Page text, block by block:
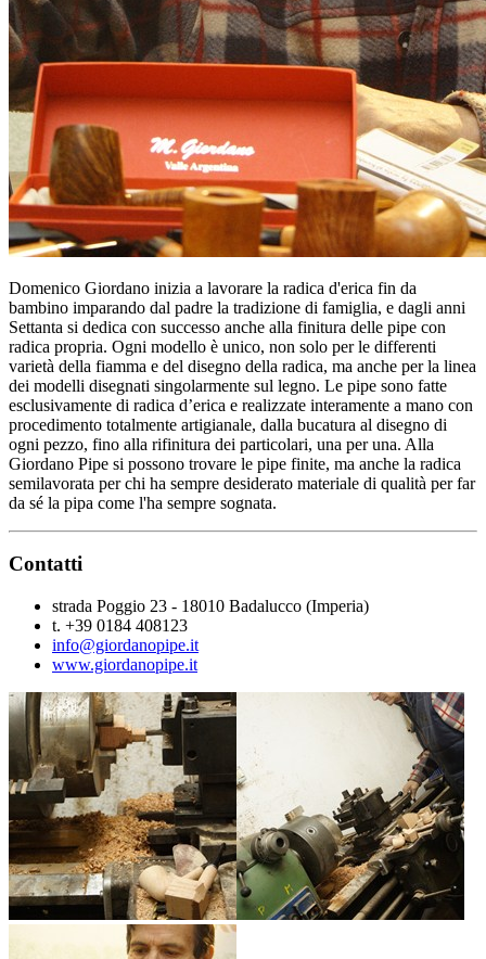
Domenico Giordano inizia a lavorare la radica d'erica fin da
bambino imparando dal padre la tradizione di famiglia, e dagli anni
Settanta si dedica con successo anche alla finitura delle pipe con
radica propria. Ogni modello è unico, non solo per le differenti
varietà della fiamma e del disegno della radica, ma anche per la linea
dei modelli disegnati singolarmente sul legno. Le pipe sono fatte
esclusivamente di radica d’erica e realizzate interamente a mano con
procedimento totalmente artigianale, dalla bucatura al disegno di
ogni pezzo, fino alla rifinitura dei particolari, una per una. Alla
Giordano Pipe si possono trovare le pipe finite, ma anche la radica
semilavorata per chi ha sempre desiderato materiale di qualità per far
da sé la pipa come l'ha sempre sognata.
Contatti
strada Poggio 23 - 18010 Badalucco (Imperia)
t. +39 0184 408123
info@giordanopipe.it
www.giordanopipe.it